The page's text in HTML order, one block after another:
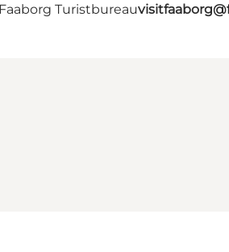
Faaborg Turistbureau